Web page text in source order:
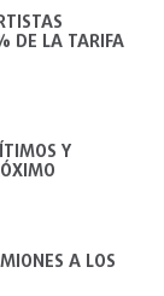
DE LA TARIFA
Y
A LOS